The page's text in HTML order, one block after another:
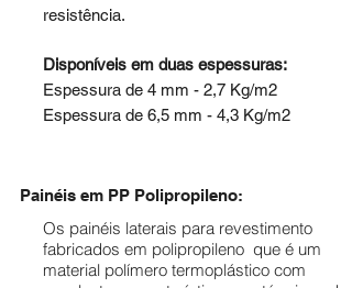
resistência.
Disponíveis em duas espessuras:
Espessura de 4 mm - 2,7 Kg/m2
Espessura de 6,5 mm - 4,3 Kg/m2
Painéis em PP Polipropileno:
Os painéis laterais para revestimento
fabricados em polipropileno que é um
material polímero termoplástico com